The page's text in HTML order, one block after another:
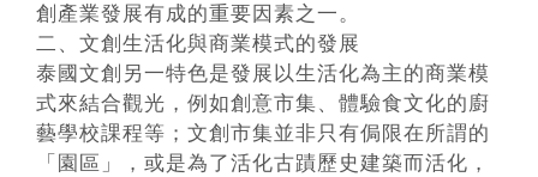
創產業發展有成的重要因素之一。
二、文創生活化與商業模式的發展
泰國文創另一特色是發展以生活化為主的商業模
式來結合觀光，例如創意市集、體驗食文化的廚
藝學校課程等；文創市集並非只有侷限在所謂的
「園區」，或是為了活化古蹟歷史建築而活化，